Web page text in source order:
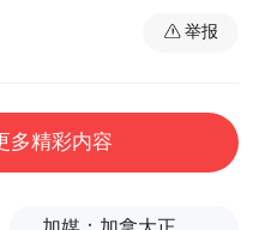
市经济发展和自然
，仙桃市聚焦县域
域产业成链成群发
望省自然资源厅能
举报
多精彩内容